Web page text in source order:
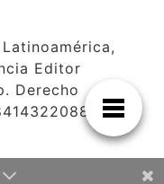
Editor
Derecho